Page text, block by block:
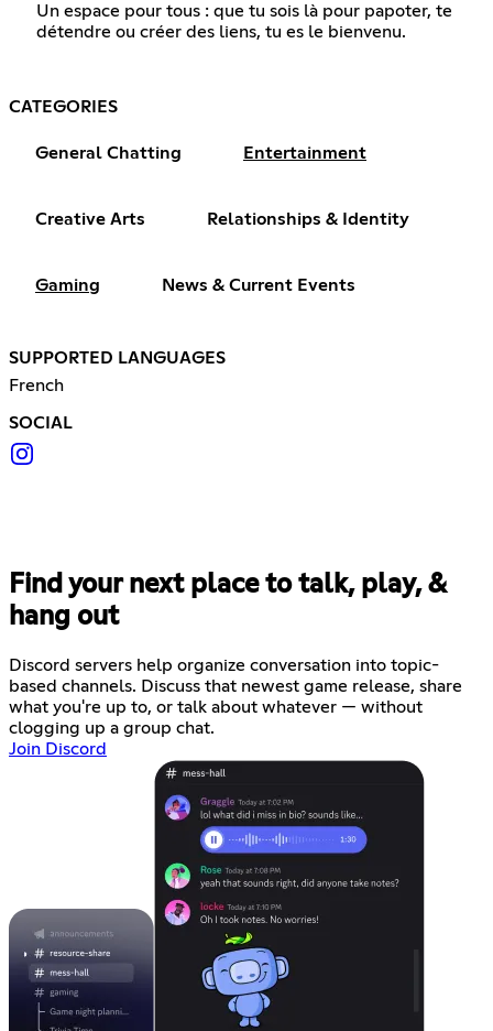
Un espace pour tous : que tu sois là pour papoter, te
détendre ou créer des liens, tu es le bienvenu.
CATEGORIES
General Chatting Entertainment
Creative Arts Relationships & Identity
Gaming News & Current Events
SUPPORTED LANGUAGES
French
SOCIAL
Find your next place to talk, play, &
hang out
Discord servers help organize conversation into topic-
based channels. Discuss that newest game release, share
what you're up to, or talk about whatever — without
clogging up a group chat.
Join Discord